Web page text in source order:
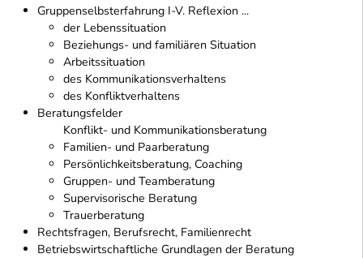
Gruppenselbsterfahrung I-V. Reflexion ...
der Lebenssituation
Beziehungs- und familiären Situation
Arbeitssituation
des Kommunikationsverhaltens
des Konfliktverhaltens
Beratungsfelder
Konflikt- und Kommunikationsberatung
Familien- und Paarberatung
Persönlichkeitsberatung, Coaching
Gruppen- und Teamberatung
Supervisorische Beratung
Trauerberatung
Rechtsfragen, Berufsrecht, Familienrecht
Betriebswirtschaftliche Grundlagen der Beratung